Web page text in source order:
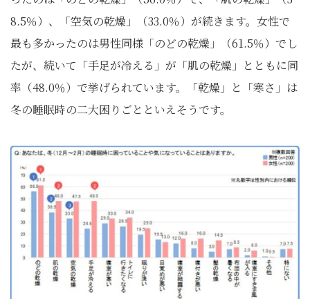
8.5％）、「空気の乾燥」（33.0％）が続きます。女性で
最も多かったのは男性同様「のどの乾燥」（61.5％）でし
たが、続いて「手足が冷える」が「肌の乾燥」とともに同
率（48.0％）で挙げられています。「乾燥」と「寒さ」は
冬の睡眠時の二大困りごとといえそうです。